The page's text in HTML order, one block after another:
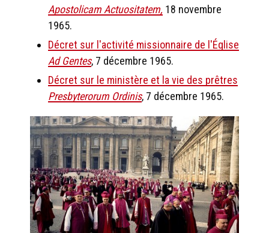
Apostolicam Actuositatem, 18 novembre
1965.
Décret sur l'activité missionnaire de l'Église
Ad Gentes, 7 décembre 1965.
Décret sur le ministère et la vie des prêtres
Presbyterorum Ordinis, 7 décembre 1965.